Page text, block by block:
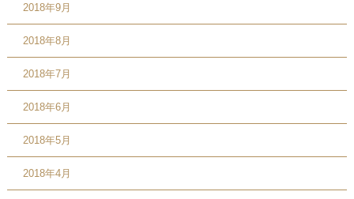
2018年9月
2018年8月
2018年7月
2018年6月
2018年5月
2018年4月